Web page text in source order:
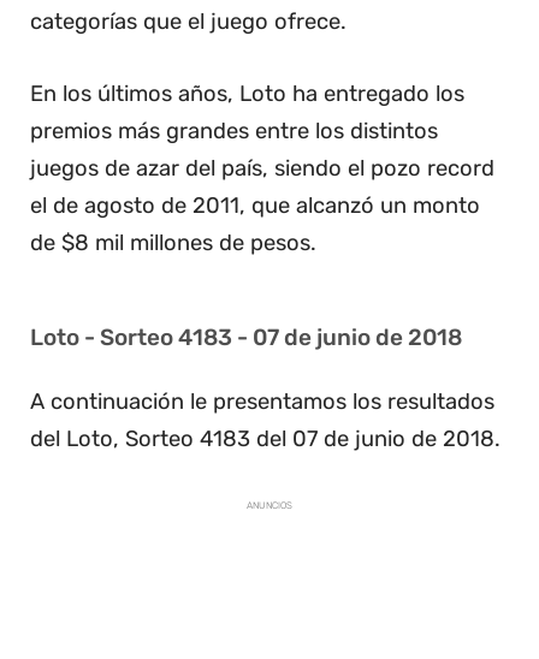
categorías que el juego ofrece.
En los últimos años, Loto ha entregado los
premios más grandes entre los distintos
juegos de azar del país, siendo el pozo record
el de agosto de 2011, que alcanzó un monto
de $8 mil millones de pesos.
Loto - Sorteo 4183 - 07 de junio de 2018
A continuación le presentamos los resultados
del Loto, Sorteo 4183 del 07 de junio de 2018.
ANUNCIOS